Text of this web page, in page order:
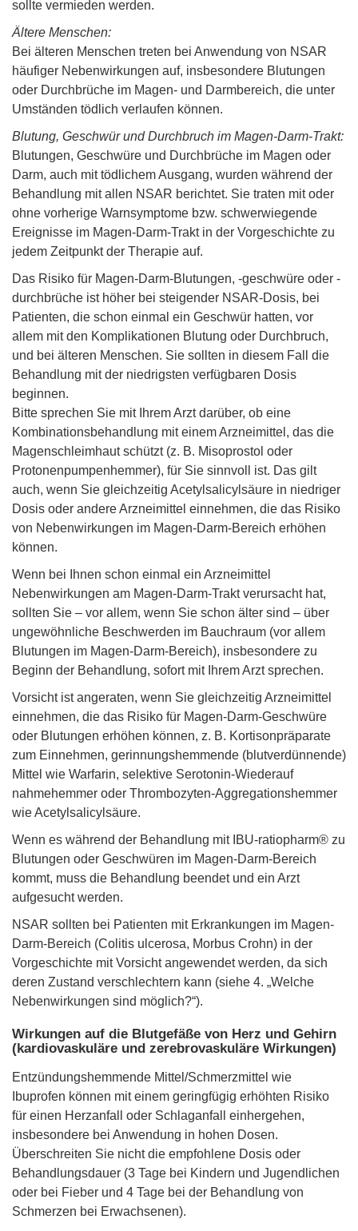
sollte vermieden werden.
Ältere Menschen:
Bei älteren Menschen treten bei Anwendung von NSAR
häufiger Nebenwirkungen auf, insbesondere Blutungen
oder Durchbrüche im Magen- und Darmbereich, die unter
Umständen tödlich verlaufen können.
Blutung, Geschwür und Durchbruch im Magen-Darm-Trakt:
Blutungen, Geschwüre und Durchbrüche im Magen oder
Darm, auch mit tödlichem Ausgang, wurden während der
Behandlung mit allen NSAR berichtet. Sie traten mit oder
ohne vorherige Warnsymptome bzw. schwerwiegende
Ereignisse im Magen-Darm-Trakt in der Vorgeschichte zu
jedem Zeitpunkt der Therapie auf.
Das Risiko für Magen-Darm-Blutungen, -geschwüre oder -
durchbrüche ist höher bei steigender NSAR-Dosis, bei
Patienten, die schon einmal ein Geschwür hatten, vor
allem mit den Komplikationen Blutung oder Durchbruch,
und bei älteren Menschen. Sie sollten in diesem Fall die
Behandlung mit der niedrigsten verfügbaren Dosis
beginnen.
Bitte sprechen Sie mit Ihrem Arzt darüber, ob eine
Kombinationsbehandlung mit einem Arzneimittel, das die
Magenschleimhaut schützt (z. B. Misoprostol oder
Protonenpumpenhemmer), für Sie sinnvoll ist. Das gilt
auch, wenn Sie gleichzeitig Acetylsalicylsäure in niedriger
Dosis oder andere Arzneimittel einnehmen, die das Risiko
von Nebenwirkungen im Magen-Darm-Bereich erhöhen
können.
Wenn bei Ihnen schon einmal ein Arzneimittel
Nebenwirkungen am Magen-Darm-Trakt verursacht hat,
sollten Sie – vor allem, wenn Sie schon älter sind – über
ungewöhnliche Beschwerden im Bauchraum (vor allem
Blutungen im Magen-Darm-Bereich), insbesondere zu
Beginn der Behandlung, sofort mit Ihrem Arzt sprechen.
Vorsicht ist angeraten, wenn Sie gleichzeitig Arzneimittel
einnehmen, die das Risiko für Magen-Darm-Geschwüre
oder Blutungen erhöhen können, z. B. Kortisonpräparate
zum Einnehmen, gerinnungshemmende (blutverdünnende)
Mittel wie Warfarin, selektive Serotonin-Wiederauf
nahmehemmer oder Thrombozyten-Aggregationshemmer
wie Acetylsalicylsäure.
Wenn es während der Behandlung mit IBU-ratiopharm® zu
Blutungen oder Geschwüren im Magen-Darm-Bereich
kommt, muss die Behandlung beendet und ein Arzt
aufgesucht werden.
NSAR sollten bei Patienten mit Erkrankungen im Magen-
Darm-Bereich (Colitis ulcerosa, Morbus Crohn) in der
Vorgeschichte mit Vorsicht angewendet werden, da sich
deren Zustand verschlechtern kann (siehe 4. „Welche
Nebenwirkungen sind möglich?“).
Wirkungen auf die Blutgefäße von Herz und Gehirn
(kardiovaskuläre und zerebrovaskuläre Wirkungen)
Entzündungshemmende Mittel/Schmerzmittel wie
Ibuprofen können mit einem geringfügig erhöhten Risiko
für einen Herzanfall oder Schlaganfall einhergehen,
insbesondere bei Anwendung in hohen Dosen.
Überschreiten Sie nicht die empfohlene Dosis oder
Behandlungsdauer (3 Tage bei Kindern und Jugendlichen
oder bei Fieber und 4 Tage bei der Behandlung von
Schmerzen bei Erwachsenen).